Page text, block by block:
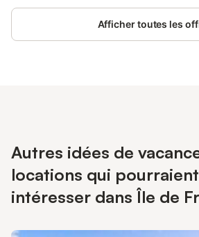
Afficher toutes les
Autres idées de
locations qui
intéresser dans Île de